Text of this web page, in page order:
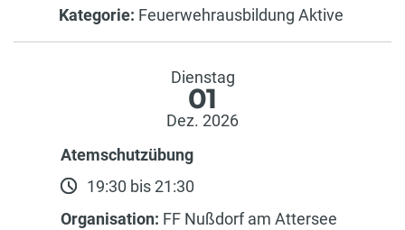
Kategorie: Feuerwehrausbildung Aktive
Dienstag
01
Dez. 2026
Atemschutzübung
19:30 bis 21:30
Organisation: FF Nußdorf am Attersee